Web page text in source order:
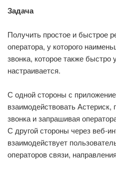
Задача
Получить простое и быстрое
оператора, у которого
звонка, которое также быстро
настраивается.
С одной стороны с
взаимодействовать Астериск,
звонка и запрашивая
С другой стороны через веб-
взаимодействует
операторов связи,